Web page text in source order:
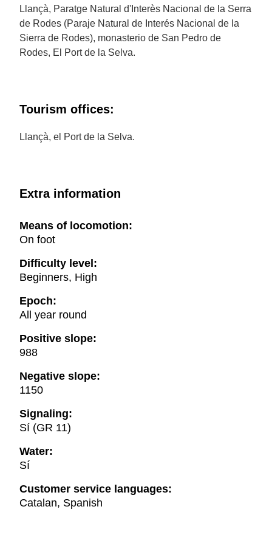
Llançà, Paratge Natural d'Interès Nacional de la Serra
de Rodes (Paraje Natural de Interés Nacional de la
Sierra de Rodes), monasterio de San Pedro de
Rodes, El Port de la Selva.
Tourism offices:
Llançà, el Port de la Selva.
Extra information
Means of locomotion:
On foot
Difficulty level:
Beginners, High
Epoch:
All year round
Positive slope:
988
Negative slope:
1150
Signaling:
Sí (GR 11)
Water:
Sí
Customer service languages:
Catalan, Spanish